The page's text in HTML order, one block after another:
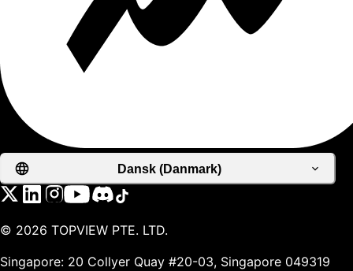
Dansk (Danmark)
© 2026 TOPVIEW PTE. LTD.
Singapore: 20 Collyer Quay #20-03, Singapore 049319